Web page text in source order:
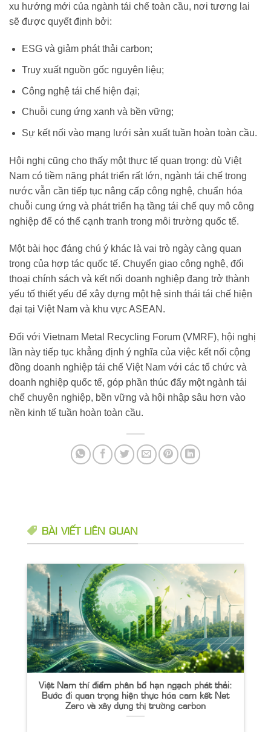
xu hướng mới của ngành tái chế toàn cầu, nơi tương lai
sẽ được quyết định bởi:
ESG và giảm phát thải carbon;
Truy xuất nguồn gốc nguyên liệu;
Công nghệ tái chế hiện đại;
Chuỗi cung ứng xanh và bền vững;
Sự kết nối vào mạng lưới sản xuất tuần hoàn toàn cầu.
Hội nghị cũng cho thấy một thực tế quan trọng: dù Việt
Nam có tiềm năng phát triển rất lớn, ngành tái chế trong
nước vẫn cần tiếp tục nâng cấp công nghệ, chuẩn hóa
chuỗi cung ứng và phát triển hạ tầng tái chế quy mô công
nghiệp để có thể cạnh tranh trong môi trường quốc tế.
Một bài học đáng chú ý khác là vai trò ngày càng quan
trọng của hợp tác quốc tế. Chuyển giao công nghệ, đối
thoại chính sách và kết nối doanh nghiệp đang trở thành
yếu tố thiết yếu để xây dựng một hệ sinh thái tái chế hiện
đại tại Việt Nam và khu vực ASEAN.
Đối với Vietnam Metal Recycling Forum (VMRF), hội nghị
lần này tiếp tục khẳng định ý nghĩa của việc kết nối cộng
đồng doanh nghiệp tái chế Việt Nam với các tổ chức và
doanh nghiệp quốc tế, góp phần thúc đẩy một ngành tái
chế chuyên nghiệp, bền vững và hội nhập sâu hơn vào
nền kinh tế tuần hoàn toàn cầu.
BÀI VIẾT LIÊN QUAN
Việt Nam thí điểm phân bổ hạn ngạch phát thải:
Bước đi quan trọng hiện thực hóa cam kết Net
Zero và xây dựng thị trường carbon